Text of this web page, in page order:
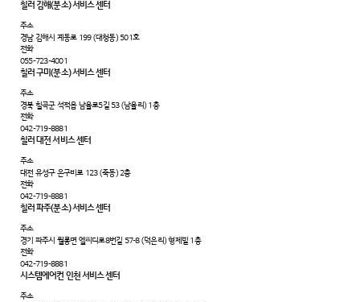
칠러 김해(분소) 서비스 센터
주소
경남 김해시 계동로 199 (대청동) 501호
전화
055-723-4001
칠러 구미(분소) 서비스 센터
주소
경북 칠곡군 석적읍 남율로5길 53 (남율리) 1층
전화
042-719-8881
칠러 대전 서비스 센터
주소
대전 유성구 은구비로 123 (죽동) 2층
전화
042-719-8881
칠러 파주(분소) 서비스 센터
주소
경기 파주시 월롱면 엘씨디로8번길 57-8 (덕은리) 형제빌 1층
전화
042-719-8881
시스템에어컨 인천 서비스 센터
주소